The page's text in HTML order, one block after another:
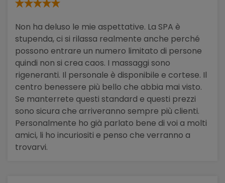
Non ha deluso le mie aspettative. La SPA è
stupenda, ci si rilassa realmente anche perché
possono entrare un numero limitato di persone
quindi non si crea caos. I massaggi sono
rigeneranti. Il personale è disponibile e cortese. Il
centro benessere più bello che abbia mai visto.
Se manterrete questi standard e questi prezzi
sono sicura che arriveranno sempre più clienti.
Personalmente ho già parlato bene di voi a molti
amici, li ho incuriositi e penso che verranno a
trovarvi.